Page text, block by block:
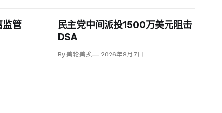
监管
民主党中间派投1500万美元阻击
DSA
By 美轮美换 2026年8月7日